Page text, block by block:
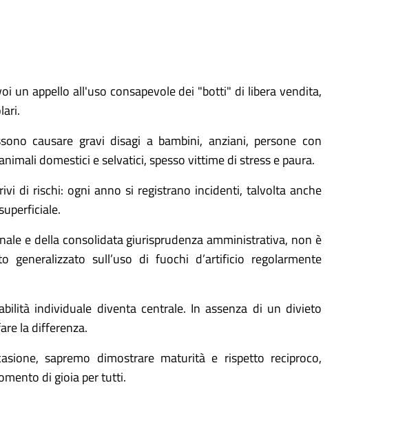
un appello all'uso consapevole dei "botti" di libera vendita,
causare gravi disagi a bambini, anziani, persone con
domestici e selvatici, spesso vittime di stress e paura.
di rischi: ogni anno si registrano incidenti, talvolta anche
e della consolidata giurisprudenza amministrativa, non è
generalizzato sull’uso di fuochi d’artificio regolarmente
individuale diventa centrale. In assenza di un divieto
la differenza.
sapremo dimostrare maturità e rispetto reciproco,
di gioia per tutti.